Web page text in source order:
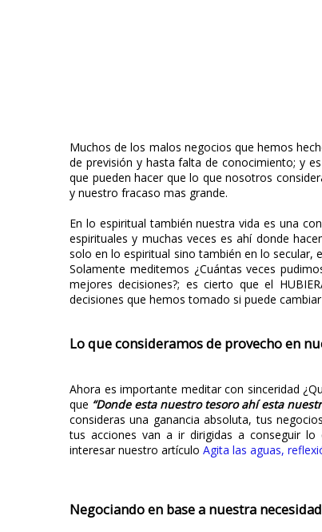
Muchos de los malos negocios que hemos
de previsión y hasta falta de conocimiento; y
que pueden hacer que lo que nosotros
y nuestro fracaso mas grande.
En lo espiritual también nuestra vida es una
espirituales y muchas veces es ahí donde
solo en lo espiritual sino también en lo
Solamente meditemos ¿Cuántas veces
mejores decisiones?; es cierto que el
decisiones que hemos tomado si puede
Lo que consideramos de provecho en
Ahora es importante meditar con sinceridad
que “Donde esta nuestro tesoro ahí esta
consideras una ganancia absoluta, tus
tus acciones van a ir dirigidas a conseguir
interesar nuestro artículo Agita las aguas,
Negociando en base a nuestra necesidad